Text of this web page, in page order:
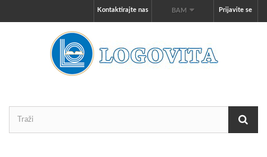
Prijavite se
BAM
Kontaktirajte nas